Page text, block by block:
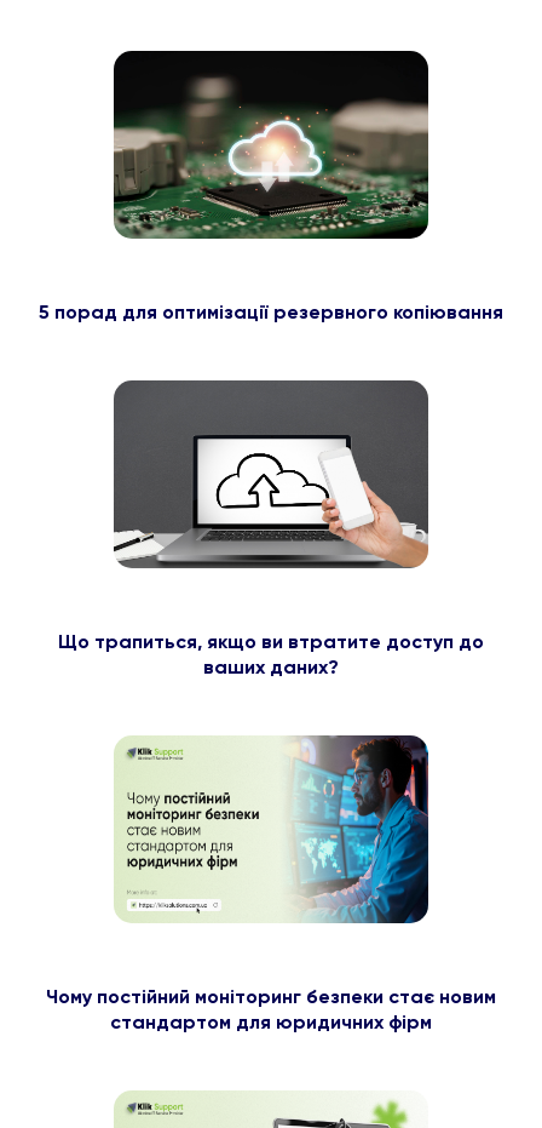
5 порад для оптимізації резервного копіювання
Що трапиться, якщо ви втратите доступ до
ваших даних?
Чому постійний моніторинг безпеки стає новим
стандартом для юридичних фірм